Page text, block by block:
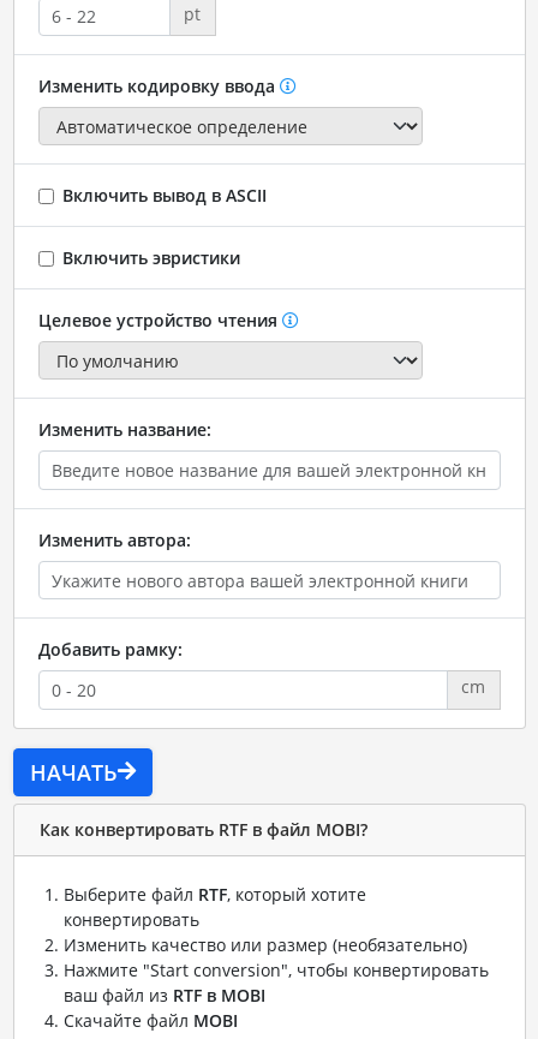
pt
Изменить кодировку ввода
Включить вывод в ASCII
Включить эвристики
Целевое устройство чтения
Изменить название:
Изменить автора:
Добавить рамку:
cm
НАЧАТЬ
Как конвертировать RTF в файл MOBI?
Выберите файл RTF, который хотите
конвертировать
Изменить качество или размер (необязательно)
Нажмите "Start conversion", чтобы конвертировать
ваш файл из RTF в MOBI
Скачайте файл MOBI